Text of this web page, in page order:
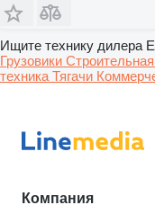
Ищите технику дилера
Грузовики
техника Тягачи
Компания